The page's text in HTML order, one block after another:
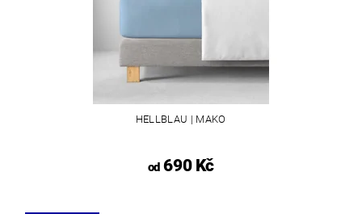
HELLBLAU | MAKO
od690 Kč